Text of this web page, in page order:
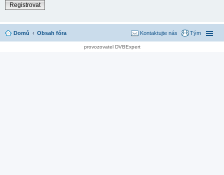
Registrovat
Domů Obsah fóra Tým
Kontaktujte nás
provozovatel DVBExpert